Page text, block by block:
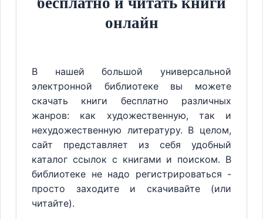
онлайн
В нашей большой универсальной
электронной библиотеке вы можете
скачать книги бесплатно различных
жанров: как художественную, так и
нехудожественную литературу. В целом,
сайт представляет из себя удобный
каталог ссылок с книгами и поиском. В
библиотеке не надо регистрироваться -
просто заходите и скачивайте (или
читайте).